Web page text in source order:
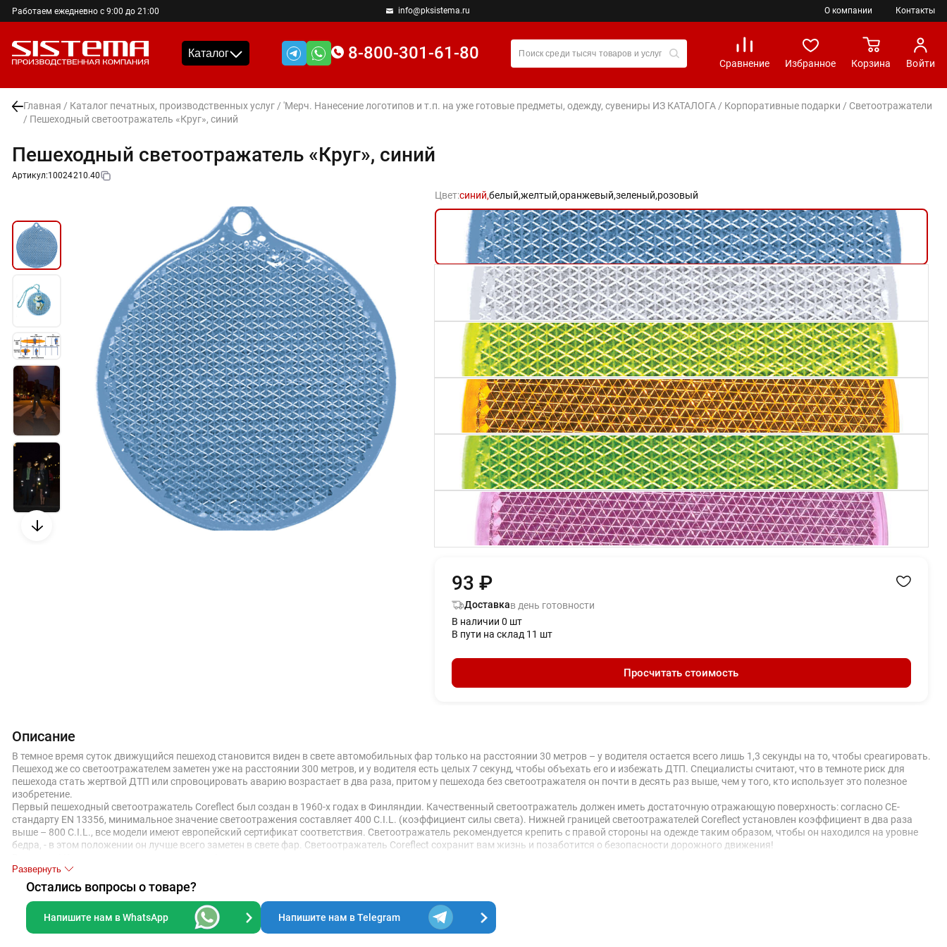
Работаем ежедневно с 9:00 до 21:00 info@pksistema.ru О компании Контакты
Каталог 8-800-301-61-80
Сравнение Избранное Корзина Войти
Главная / Каталог печатных, производственных услуг /'Мерч. Нанесение логотипов и т.п. на уже готовые предметы, одежду, сувениры ИЗ КАТАЛОГА / Корпоративные подарки / Светоотражатели
/ Пешеходный светоотражатель «Круг», синий
Пешеходный светоотражатель «Круг», синий
Артикул:10024210.40
Цвет:синий,белый,желтый,оранжевый,зеленый,розовый
93 ₽
Доставкав день готовности
В наличии 0 шт
В пути на склад 11 шт
Просчитать стоимость
Описание
В темное время суток движущийся пешеход становится виден в свете автомобильных фар только на расстоянии 30 метров – у водителя остается всего лишь 1,3 секунды на то, чтобы среагировать.
Пешеход же со светоотражателем заметен уже на расстоянии 300 метров, и у водителя есть целых 7 секунд, чтобы объехать его и избежать ДТП. Специалисты считают, что в темноте риск для
пешехода стать жертвой ДТП или спровоцировать аварию возрастает в два раза, притом у пешехода без светоотражателя он почти в десять раз выше, чем у того, кто использует это полезное
изобретение.
Первый пешеходный светоотражатель Coreflect был создан в 1960-х годах в Финляндии. Качественный светоотражатель должен иметь достаточную отражающую поверхность: согласно CE-
стандарту EN 13356, минимальное значение светоотражения составляет 400 C.I.L. (коэффициент силы света). Нижней границей светоотражателей Coreflect установлен коэффициент в два раза
выше – 800 C.I.L., все модели имеют европейский сертификат соответствия. Светоотражатель рекомендуется крепить с правой стороны на одежде таким образом, чтобы он находился на уровне
бедра, - в этом положении он лучше всего заметен в свете фар. Светоотражатель Coreflect сохранит вам жизнь и позаботится о безопасности дорожного движения!
Поставляется без индивидуальной упаковки.
Для сохранения хорошей отражающей способности рекомендуется запечатывать не более 1/3 поверхности светоотражателя.
Развернуть
Остались вопросы о товаре?
Напишите нам в WhatsApp Напишите нам в Telegram